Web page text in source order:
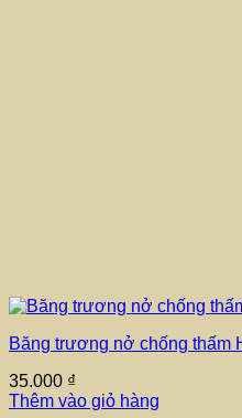
Băng trương nở chống thấm
35.000 ₫
Thêm vào giỏ hàng